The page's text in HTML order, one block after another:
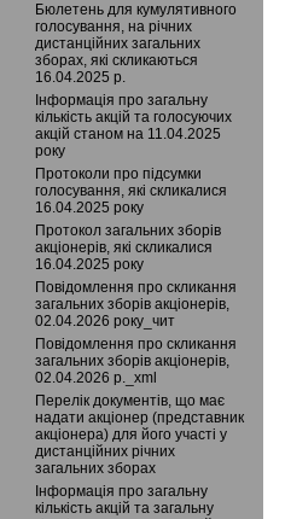
Бюлетень для кумулятивного
голосування, на річних
дистанційних загальних
зборах, які скликаються
16.04.2025 р.
Інформація про загальну
кількість акцій та голосуючих
акцій станом на 11.04.2025
року
Протоколи про підсумки
голосування, які скликалися
16.04.2025 року
Протокол загальних зборів
акціонерів, які скликалися
16.04.2025 року
Повідомлення про скликання
загальних зборів акціонерів,
02.04.2026 року_чит
Повідомлення про скликання
загальних зборів акціонерів,
02.04.2026 р._xml
Перелік документів, що має
надати акціонер (представник
акціонера) для його участі у
дистанційних річних
загальних зборах
Інформація про загальну
кількість акцій та загальну